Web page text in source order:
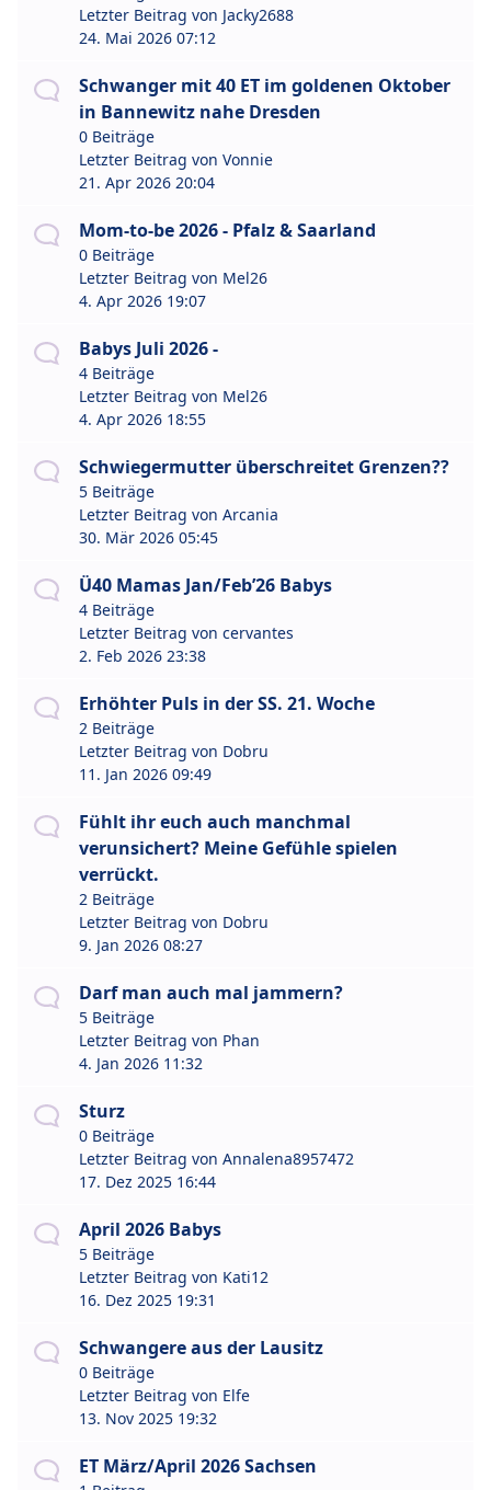
Letzter Beitrag von Jacky2688
24. Mai 2026 07:12
Schwanger mit 40 ET im goldenen Oktober
in Bannewitz nahe Dresden
0 Beiträge
Letzter Beitrag von Vonnie
21. Apr 2026 20:04
Mom-to-be 2026 - Pfalz & Saarland
0 Beiträge
Letzter Beitrag von Mel26
4. Apr 2026 19:07
Babys Juli 2026 -
4 Beiträge
Letzter Beitrag von Mel26
4. Apr 2026 18:55
Schwiegermutter überschreitet Grenzen??
5 Beiträge
Letzter Beitrag von Arcania
30. Mär 2026 05:45
Ü40 Mamas Jan/Feb’26 Babys
4 Beiträge
Letzter Beitrag von cervantes
2. Feb 2026 23:38
Erhöhter Puls in der SS. 21. Woche
2 Beiträge
Letzter Beitrag von Dobru
11. Jan 2026 09:49
Fühlt ihr euch auch manchmal
verunsichert? Meine Gefühle spielen
verrückt.
2 Beiträge
Letzter Beitrag von Dobru
9. Jan 2026 08:27
Darf man auch mal jammern?
5 Beiträge
Letzter Beitrag von Phan
4. Jan 2026 11:32
Sturz
0 Beiträge
Letzter Beitrag von Annalena8957472
17. Dez 2025 16:44
April 2026 Babys
5 Beiträge
Letzter Beitrag von Kati12
16. Dez 2025 19:31
Schwangere aus der Lausitz
0 Beiträge
Letzter Beitrag von Elfe
13. Nov 2025 19:32
ET März/April 2026 Sachsen